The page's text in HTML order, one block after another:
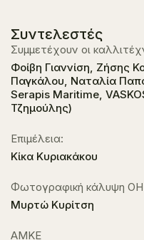
Συντελεστές
Συμμετέχουν οι
Φοίβη Γιαννίση, Ζήσης
Παγκάλου, Ναταλία
Serapis Maritime,
Τζημούλης)
Επιμέλεια:
Κίκα Κυριακάκου
Φωτογραφική κάλυψη
Μυρτώ Κυρίτση
ΑΜΚΕ